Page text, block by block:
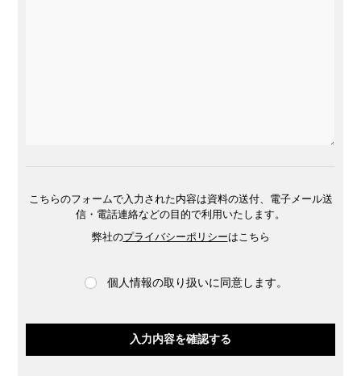
こちらのフォームで入力された内容は資料の送付、電子メール送
信・電話連絡などの目的で利用いたします。
弊社のプライバシーポリシーはこちら
個人情報の取り扱いに同意します。